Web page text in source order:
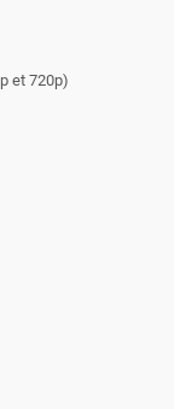
et 720p)